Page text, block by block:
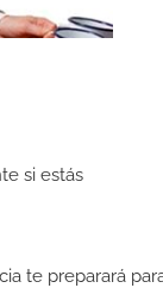
si estás
te preparará